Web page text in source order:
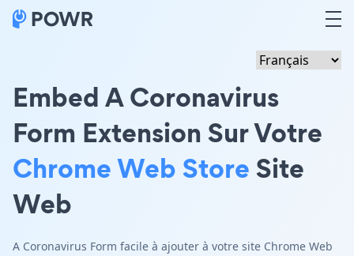
Embed A Coronavirus
Form Extension Sur Votre
Chrome Web StoreSite
Web
A Coronavirus Form facile à ajouter à votre site Chrome Web